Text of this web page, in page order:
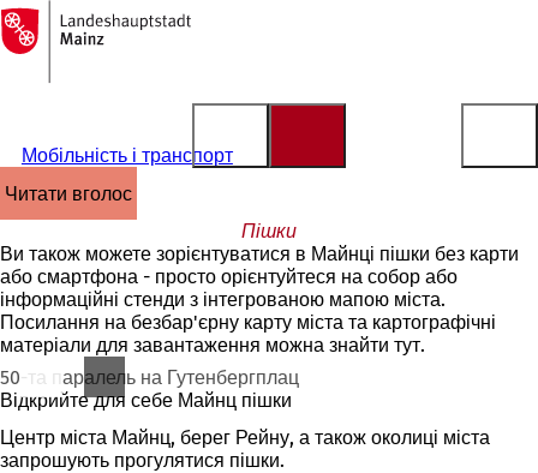
Перейти до змісту
На
головну
сторінку
Мобільність і транспорт
читати вголос
Пішки
Ви також можете зорієнтуватися в Майнці пішки без карти
або смартфона - просто орієнтуйтеся на собор або
інформаційні стенди з інтегрованою мапою міста.
Посилання на безбар'єрну карту міста та картографічні
матеріали для завантаження можна знайти тут.
50-та паралель на Гутенбергплац
Відкрийте для себе Майнц пішки
Центр міста Майнц, берег Рейну, а також околиці міста
запрошують прогулятися пішки.